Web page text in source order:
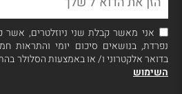
אני מאשר קבלת שני ניוזלטרים,
נפרדת, בנושאים סיכום יומי והתראות
בדואר אלקטרוני ו/ או באמצעות הסלולר
השימוש